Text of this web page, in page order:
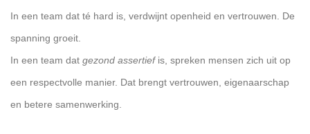
In een team dat té hard is, verdwijnt openheid en vertrouwen. De
spanning groeit.
In een team dat gezond assertiefis, spreken mensen zich uit op
een respectvolle manier. Dat brengt vertrouwen, eigenaarschap
en betere samenwerking.